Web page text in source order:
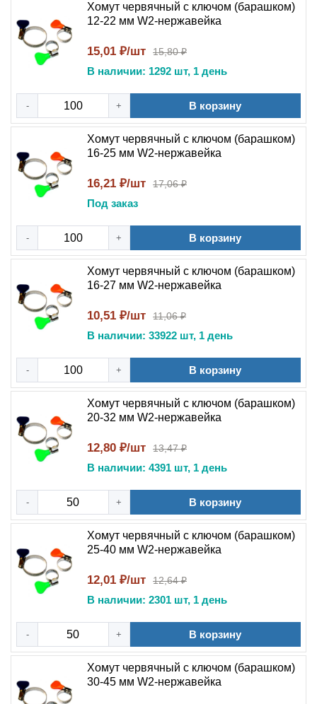
Хомут червячный с ключом (барашком)
12-22 мм W2-нержавейка
15,01 ₽/шт 15,80 ₽
В наличии: 1292 шт, 1 день
- + В корзину
Хомут червячный с ключом (барашком)
16-25 мм W2-нержавейка
16,21 ₽/шт 17,06 ₽
Под заказ
- + В корзину
Хомут червячный с ключом (барашком)
16-27 мм W2-нержавейка
10,51 ₽/шт 11,06 ₽
В наличии: 33922 шт, 1 день
- + В корзину
Хомут червячный с ключом (барашком)
20-32 мм W2-нержавейка
12,80 ₽/шт 13,47 ₽
В наличии: 4391 шт, 1 день
- + В корзину
Хомут червячный с ключом (барашком)
25-40 мм W2-нержавейка
12,01 ₽/шт 12,64 ₽
В наличии: 2301 шт, 1 день
- + В корзину
Хомут червячный с ключом (барашком)
30-45 мм W2-нержавейка